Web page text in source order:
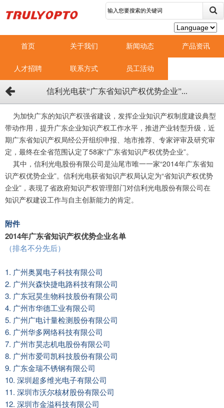
首页 关于我们 新闻动态 产品资讯
人才招聘 联系方式 员工活动
信利光电获“广东省知识产权优势企业”...
为加快广东的知识产权强省建设，发挥企业知识产权制度建设典型
带动作用，提升广东企业知识产权工作水平，推进产业转型升级，近
期广东省知识产权局经公开组织申报、地市推荐、专家评审及研究审
定，最终在全省范围认定了58家“广东省知识产权优势企业”。
其中，信利光电股份有限公司是汕尾市唯一一家“2014年广东省知
识产权优势企业”。信利光电获省知识产权局认定为“省知识产权优势
企业”，表现了省政府知识产权管理部门对信利光电股份有限公司在
知识产权建设工作与自主创新能力的肯定。
附件
2014年广东省知识产权优势企业名单
（排名不分先后）
1. 广州奥翼电子科技有限公司
2. 广州兴森快捷电路科技有限公司
3. 广东冠昊生物科技股份有限公司
4. 广州市华德工业有限公司
5. 广州广电计量检测股份有限公司
6. 广州华多网络科技有限公司
7. 广州市昊志机电股份有限公司
8. 广州市爱司凯科技股份有限公司
9. 广东金瑞不锈钢有限公司
10. 深圳超多维光电子有限公司
11. 深圳市沃尔核材股份有限公司
12. 深圳市金溢科技有限公司